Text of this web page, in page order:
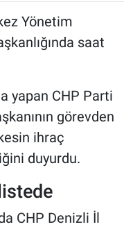
Yönetim
saat
yapan CHP Parti
görevden
kesin ihraç
duyurdu.
CHP Denizli İl